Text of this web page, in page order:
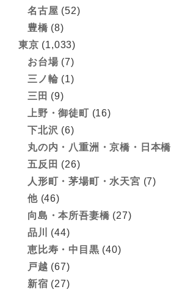
名古屋 (52)
豊橋 (8)
東京 (1,033)
お台場 (7)
三ノ輪 (1)
三田 (9)
上野・御徒町 (16)
下北沢 (6)
丸の内・八重洲・京橋・日本橋
五反田 (26)
人形町・茅場町・水天宮 (7)
他(46)
向島・本所吾妻橋 (27)
品川
(44)
恵比寿・中目黒 (40)
戸越 (67)
新宿 (27)